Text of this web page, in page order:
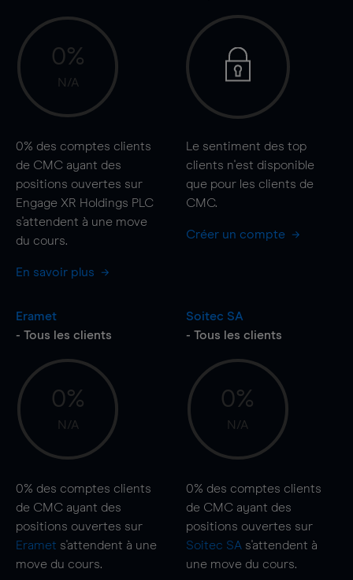
0%
N/A
0% des comptes clients
de CMC ayant des
positions ouvertes sur
Engage XR Holdings PLC
s'attendent à une move
du cours.
En savoir plus
Le sentiment des top
clients n'est disponible
que pour les clients de
CMC.
Créer un compte
Eramet
- Tous les clients
0%
N/A
0% des comptes clients
de CMC ayant des
positions ouvertes sur
Eramet s'attendent à une
move du cours.
Soitec SA
- Tous les clients
0%
N/A
0% des comptes clients
de CMC ayant des
positions ouvertes sur
Soitec SA s'attendent à
une move du cours.